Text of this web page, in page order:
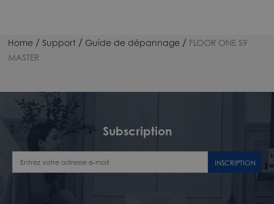
Home / Support / Guide de dépannage / FLOOR ONE S9
MASTER
Subscription
INSCRIPTION